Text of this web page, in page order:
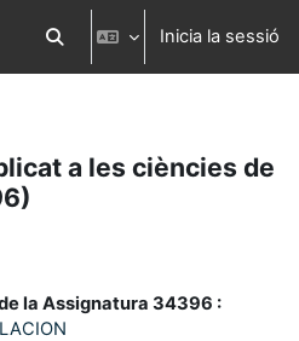
Commuta l'entrada de la cerca
Inicia la sessió
a les ciències de
la Assignatura 34396 :